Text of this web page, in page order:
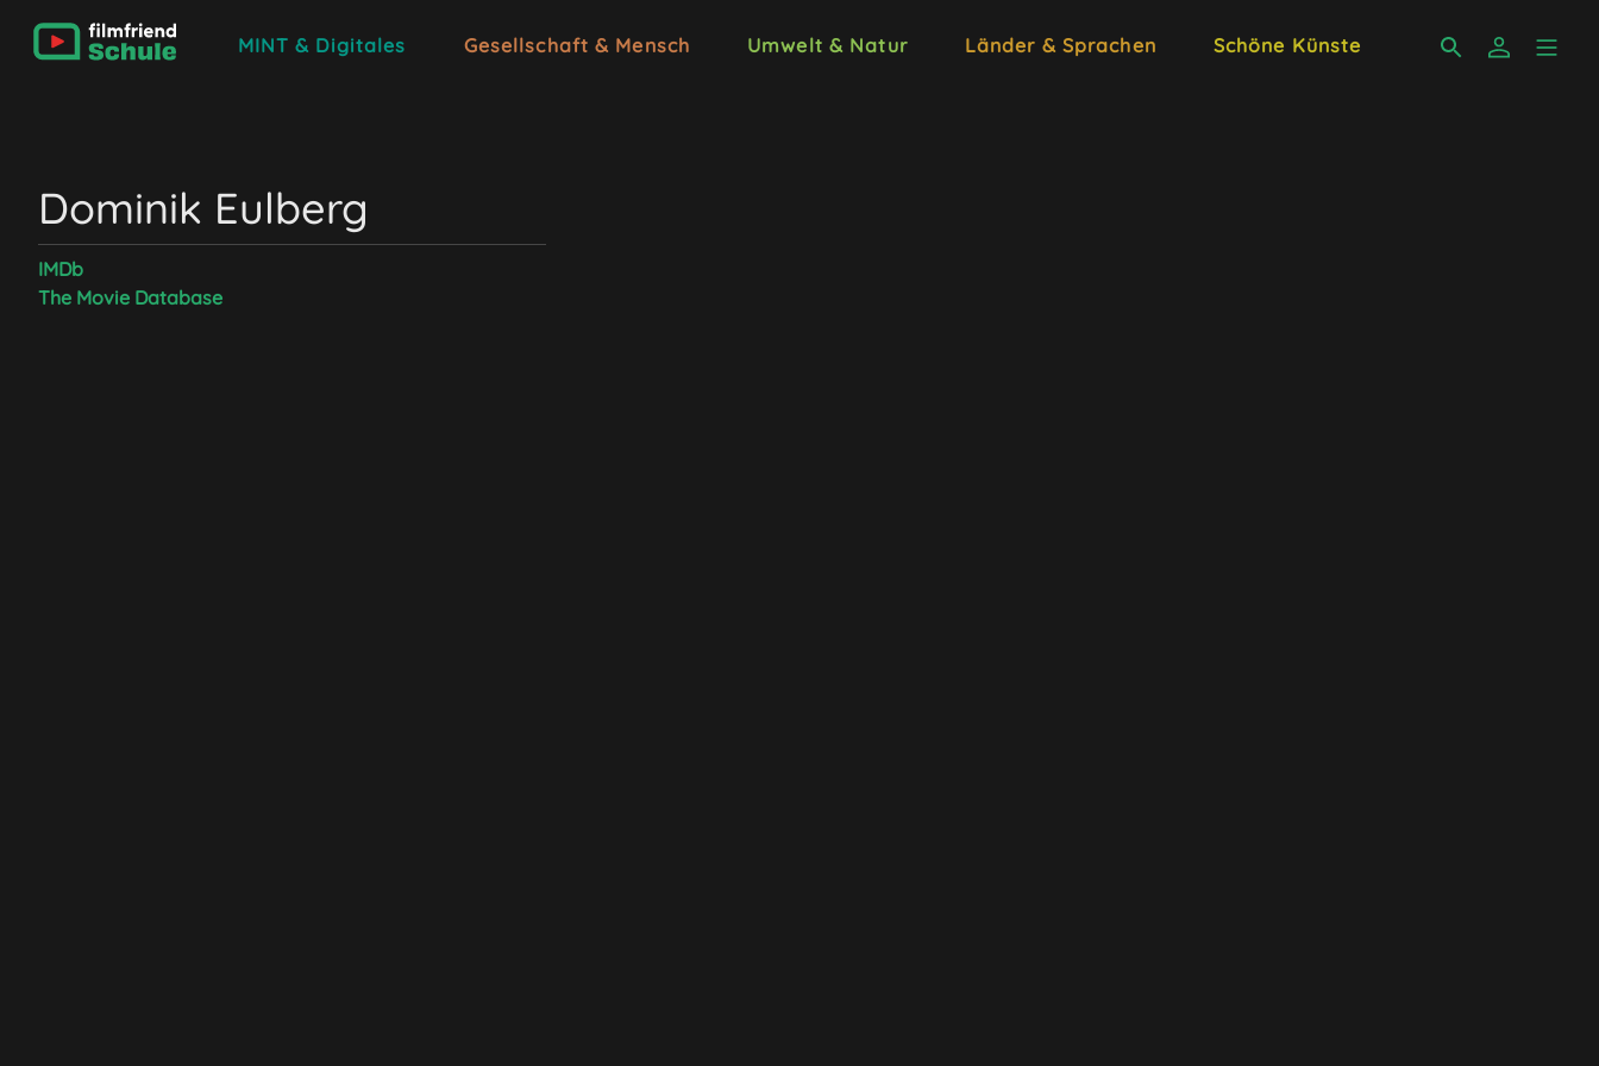
MINT & Digitales Gesellschaft & Mensch Umwelt & Natur Länder & Sprachen Schöne Künste
Dominik Eulberg
IMDb
The Movie Database